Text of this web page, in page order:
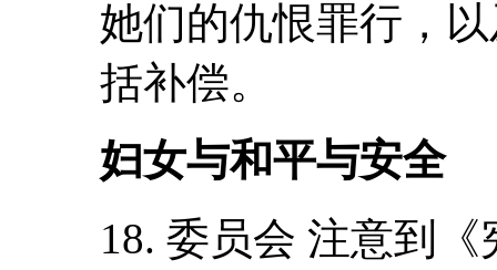
她们的仇恨罪行，
括补偿。
妇女与和平与安全
18. 委员会 注意到